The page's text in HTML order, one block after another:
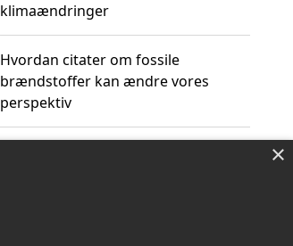
klimaændringer
Hvordan citater om fossile
brændstoffer kan ændre vores
perspektiv
×